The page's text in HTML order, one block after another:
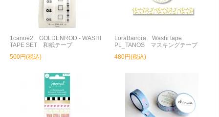
1canoe2 GOLDENROD - WASHI
TAPE SET 和紙テープ
500円(税込)
LoraBairora Washi tape
PL_TANOS マスキングテープ
480円(税込)